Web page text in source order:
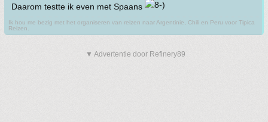
Daarom testte ik even met Spaans
Ik hou me bezig met het organiseren van reizen naar Argentinie, Chili en Peru voor Tipica
Reizen.
▼ Advertentie door Refinery89